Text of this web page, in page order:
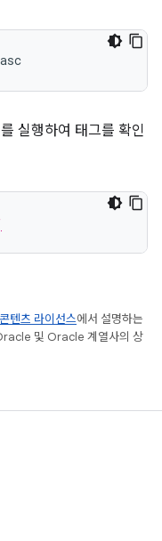
실행하여 태그를 확인
콘텐츠 라이선스에서 설명하는
및 Oracle 계열사의 상